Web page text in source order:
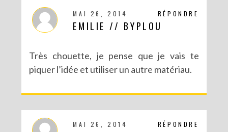
RÉPONDRE
MAI 26, 2014
EMILIE // BYPLOU
Très chouette, je pense que je vais te
piquer l’idée et utiliser un autre matériau.
RÉPONDRE
MAI 26, 2014